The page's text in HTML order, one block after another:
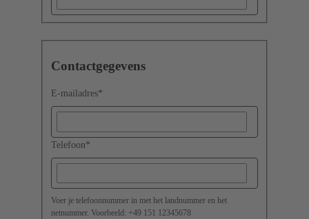
Contactgegevens
E-mailadres*
Telefoon*
Voer je telefoonnummer in met het landnummer en het
netnummer. Voorbeeld: +49 151 12345678